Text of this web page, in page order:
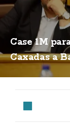
Case 1M
Caxadas a